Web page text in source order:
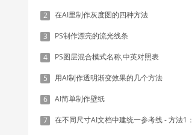
2 在AI里制作灰度图的四种方法
3 PS制作漂亮的流光线条
4 PS图层混合模式名称,中英对照表
5 用AI制作透明渐变效果的几个方法
6 AI简单制作壁纸
7 在不同尺寸AI文档中建统一参考线 - 方法1：对齐和分布